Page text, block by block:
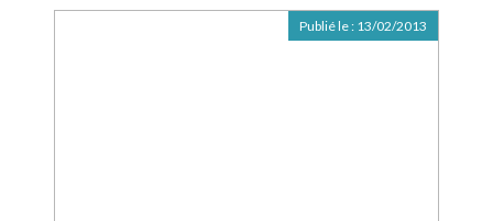
Publié le : 13/02/2013